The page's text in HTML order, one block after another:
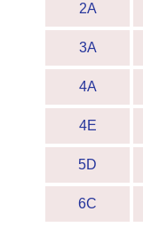
2A
3A
4A
4E
5D
6C